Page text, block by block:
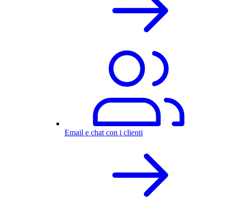
Email e chat con i clienti